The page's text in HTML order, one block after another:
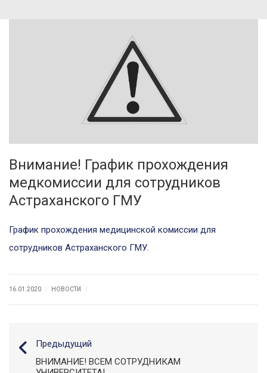
Внимание! График прохождения
медкомиссии для сотрудников
Астраханского ГМУ
График прохождения медицинской комиссии для
сотрудников Астраханского ГМУ.
16.01.2020 НОВОСТИ
Предыдущий
ВНИМАНИЕ! ВСЕМ СОТРУДНИКАМ